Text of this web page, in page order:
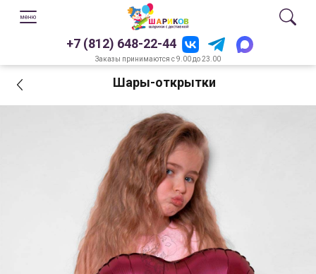
+7 (812) 648-22-44
Заказы принимаются с 9.00 до 23.00
Шары-открытки